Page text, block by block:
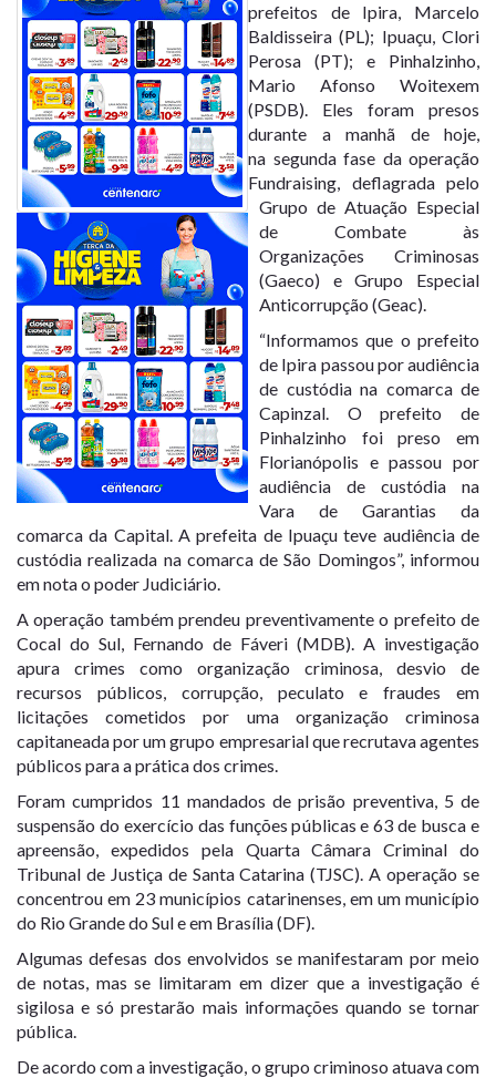
prefeitos de Ipira, Marcelo
Baldisseira (PL); Ipuaçu, Clori
Perosa (PT); e Pinhalzinho,
Mario Afonso Woitexem
(PSDB). Eles foram presos
durante a manhã de hoje,
na segunda fase da operação
Fundraising , deflagrada pelo
Grupo de Atuação Especial
de Combate às
Organizações Criminosas
(Gaeco) e Grupo Especial
Anticorrupção (Geac).
“Informamos que o prefeito
de Ipira passou por audiência
de custódia na comarca de
Capinzal. O prefeito de
Pinhalzinho foi preso em
Florianópolis e passou por
audiência de custódia na
Vara de Garantias da
comarca da Capital. A prefeita de Ipuaçu teve audiência de
custódia realizada na comarca de São Domingos”, informou
em nota o poder Judiciário.
A operação também prendeu preventivamente o prefeito de
Cocal do Sul, Fernando de Fáveri (MDB). A investigação
apura crimes como organização criminosa, desvio de
recursos públicos, corrupção, peculato e fraudes em
licitações cometidos por uma organização criminosa
capitaneada por um grupo empresarial que recrutava agentes
públicos para a prática dos crimes.
Foram cumpridos 11 mandados de prisão preventiva, 5 de
suspensão do exercício das funções públicas e 63 de busca e
apreensão, expedidos pela Quarta Câmara Criminal do
Tribunal de Justiça de Santa Catarina (TJSC). A operação se
concentrou em 23 municípios catarinenses, em um município
do Rio Grande do Sul e em Brasília (DF).
Algumas defesas dos envolvidos se manifestaram por meio
de notas, mas se limitaram em dizer que a investigação é
sigilosa e só prestarão mais informações quando se tornar
pública.
De acordo com a investigação, o grupo criminoso atuava com